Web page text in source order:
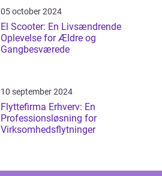
05 october 2024
El Scooter: En Livsændrende
Oplevelse for Ældre og
Gangbesværede
10 september 2024
Flyttefirma Erhverv: En
Professionsløsning for
Virksomhedsflytninger